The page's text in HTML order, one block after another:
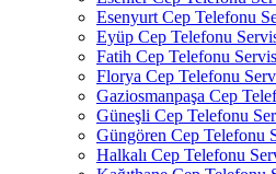
Esenyurt Cep Telefonu
Eyüp Cep Telefonu
Fatih Cep Telefonu
Florya Cep Telefonu
Gaziosmanpaşa Cep
Güneşli Cep Telefonu
Güngören Cep Telefonu
Halkalı Cep Telefonu